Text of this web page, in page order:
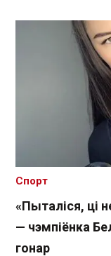
«Пыталіся, ці
— чэмпіёнка
гонар
Спорт